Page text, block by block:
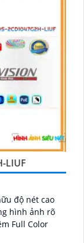
LIUF
độ nét cao
hình ảnh rõ